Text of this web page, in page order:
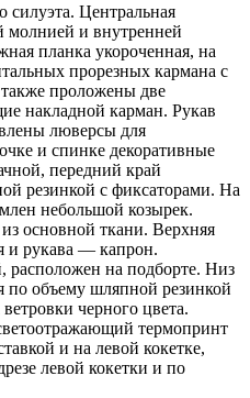
силуэта. Центральная
молнией и внутренней
планка укороченная, на
прорезных кармана с
проложены две
накладной карман. Рукав
люверсы для
и спинке декоративные
передний край
резинкой с фиксаторами. На
небольшой козырек.
основной ткани. Верхняя
и рукава — капрон.
на подборте. Низ
по объему шляпной резинкой
черного цвета.
термопринт
и на левой кокетке,
левой кокетки и по